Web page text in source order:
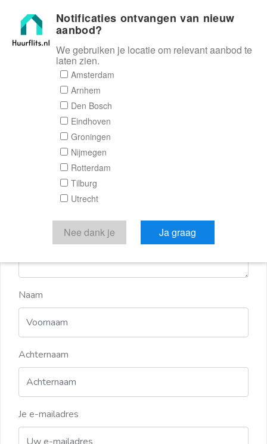
Huurflits
Reactieformulier
Huurflits
Verstuur je bericht
Door een bericht te sturen kom je in contact met de
aanbieder of makelaar van de woning.
Naam
Achternaam
Je e-mailadres
Notificaties ontvangen van nieuw
aanbod?
We gebruiken je locatie om relevant aanbod te
laten zien.
Amsterdam
Arnhem
Den Bosch
Eindhoven
Groningen
Nijmegen
Rotterdam
Tilburg
Utrecht
Nee dank je Ja graag